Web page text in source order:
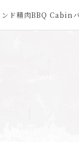
ンド精肉BBQ Cabin